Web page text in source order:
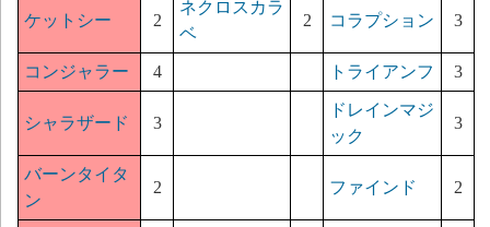
ケットシー 2
ネクロスカラ
ベ
2 コラプション 3
コンジャラー 4 トライアンフ 3
シャラザード 3
ドレインマジ
ック
3
バーンタイタ
ン
2 ファインド 2